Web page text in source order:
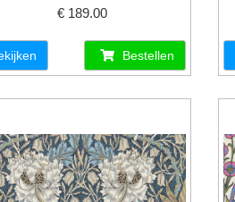
€ 189.00
Bestellen